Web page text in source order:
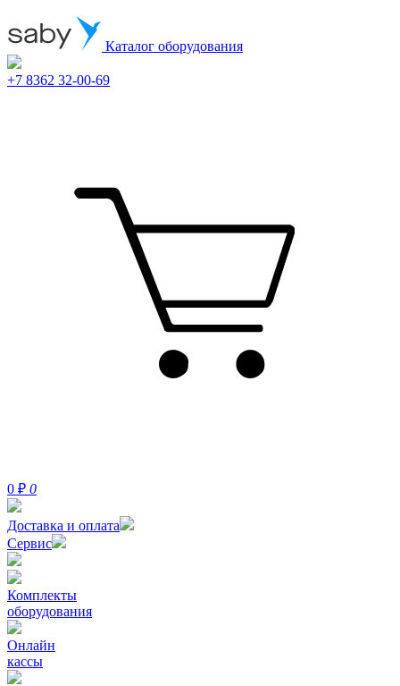
Каталог оборудования
+7 8362 32-00-69
0 ₽ 0
Доставка и оплата
Сервис
Комплекты
оборудования
Онлайн
кассы